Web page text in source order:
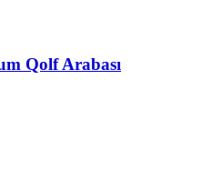
Qolf Arabası